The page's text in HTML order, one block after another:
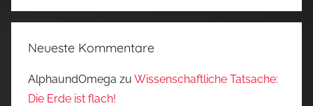
Neueste Kommentare
AlphaundOmega zu Wissenschaftliche Tatsache:
Die Erde ist flach!